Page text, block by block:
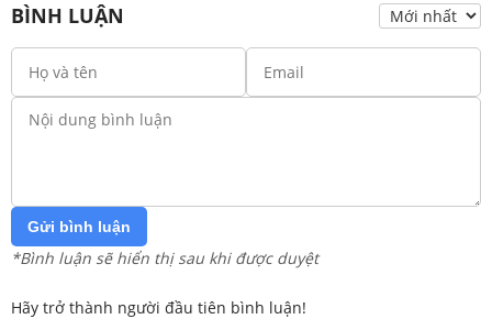
BÌNH LUẬN
Gửi bình luận
*Bình luận sẽ hiển thị sau khi được duyệt
Hãy trở thành người đầu tiên bình luận!